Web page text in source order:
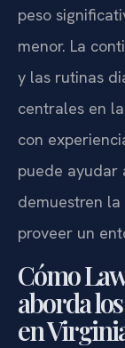
peso
menor. La
y las rutinas
centrales en
con
puede ayudar
demuestren
proveer un
Cómo
aborda
en